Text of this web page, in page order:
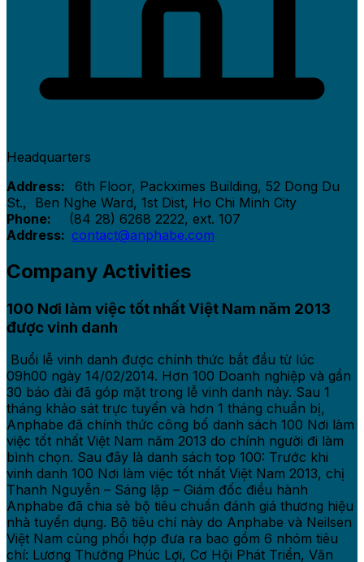
Headquarters
Address: 6th Floor, Packximes Building, 52 Dong Du
St., Ben Nghe Ward, 1st Dist, Ho Chi Minh City
Phone:
(84 28) 6268 2222, ext. 107
Address: contact@anphabe.com
Company Activities
100 Nơi làm việc tốt nhất Việt Nam năm 2013
được vinh danh
Buổi lễ vinh danh được chính thức bắt đầu từ lúc
09h00 ngày 14/02/2014. Hơn 100 Doanh nghiệp và gần
30 báo đài đã góp mặt trong lễ vinh danh này. Sau 1
tháng khảo sát trực tuyến và hơn 1 tháng chuẩn bị,
Anphabe đã chính thức công bố danh sách 100 Nơi làm
việc tốt nhất Việt Nam năm 2013 do chính người đi làm
bình chọn. Sau đây là danh sách top 100: Trước khi
vinh danh 100 Nơi làm việc tốt nhất Việt Nam 2013, chị
Thanh Nguyễn – Sáng lập – Giám đốc điều hành
Anphabe đã chia sẻ bộ tiêu chuẩn đánh giá thương hiệu
nhà tuyển dụng. Bộ tiêu chí này do Anphabe và Neilsen
Việt Nam cùng phối hợp đưa ra bao gồm 6 nhóm tiêu
chí: Lương Thưởng Phúc Lợi, Cơ Hội Phát Triển, Văn